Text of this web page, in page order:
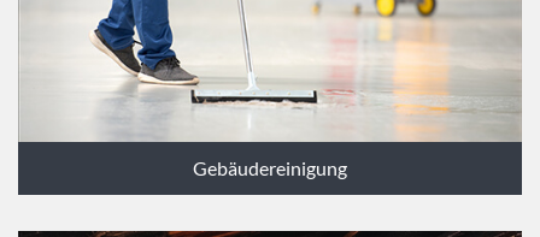
Gebäudereinigung